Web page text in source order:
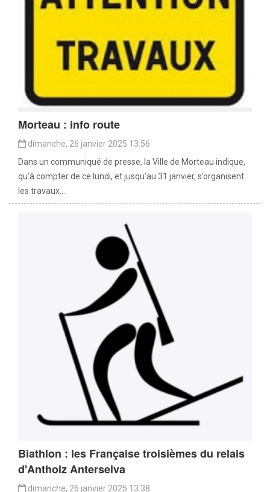
Morteau : info route
dimanche, 26 janvier 2025 13:56
Dans un communiqué de presse, la Ville de Morteau indique,
qu’à compter de ce lundi, et jusqu’au 31 janvier, s’organisent
les travaux...
Biathlon : les Française troisièmes du relais
d'Antholz Anterselva
dimanche, 26 janvier 2025 13:38